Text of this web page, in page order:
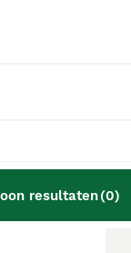
resultaten(0)